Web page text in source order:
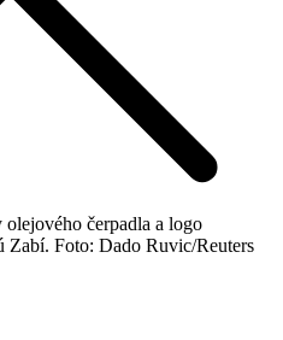
čerpadla a logo
Zabí. Foto: Dado Ruvic/Reuters